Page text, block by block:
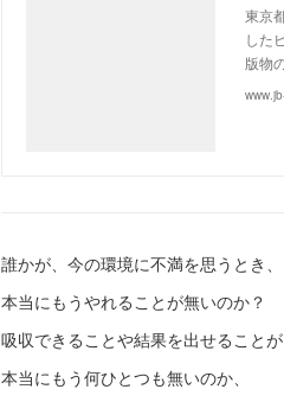
東京
した
版物
誰かが、今の環境に不満を思うとき、
本当にもうやれることが無いのか？
吸収できることや結果を出せることが
本当にもう何ひとつも無いのか、